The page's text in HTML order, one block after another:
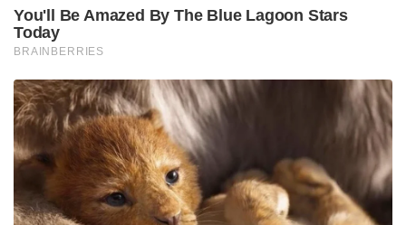
വർഷങ്ങളോളം ആവർത്തിച്ചു ചെയ്ത ഈ കഠിനമായ
പരിശീലനമാണ് വൈഭവിന്റെ ബാറ്റ് സ്വിങ്ങിന് മികച്ച
സിക്സറുകളായി മാറുന്നതെന്നും കോച്ച്
വ്യക്തമാക്കുന്നു. വൈഭവ് എന്ന ചാമ്പ്യൻ കളിക്കാരനെ
രൂപപ്പെടുത്തുന്നതിൽ മാതാപിതാക്കളായ
സഞ്ജീവിന്റെയും ആരതിയുടെയും ത്യാഗങ്ങൾ
ചെറുതല്ല. സമസ്തിപൂരിൽ നിന്നും രണ്ടര മണിക്കൂർ
വണ്ടി ഓടിച്ചാണ് പിതാവ് സഞ്ജീവ് വൈഭവിനെ